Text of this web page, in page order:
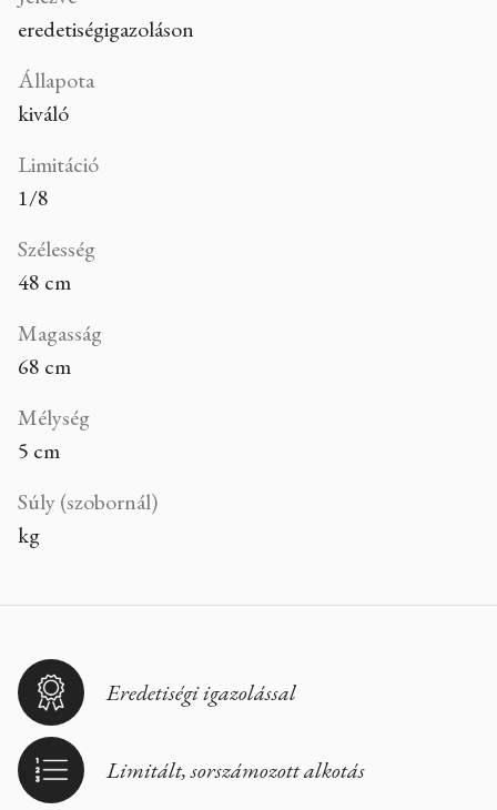
eredetiségigazoláson
Állapota
kiváló
Limitáció
1/8
Szélesség
48 cm
Magasság
68 cm
Mélység
5 cm
Súly (szobornál)
kg
Eredetiségi igazolással
Limitált, sorszámozott alkotás